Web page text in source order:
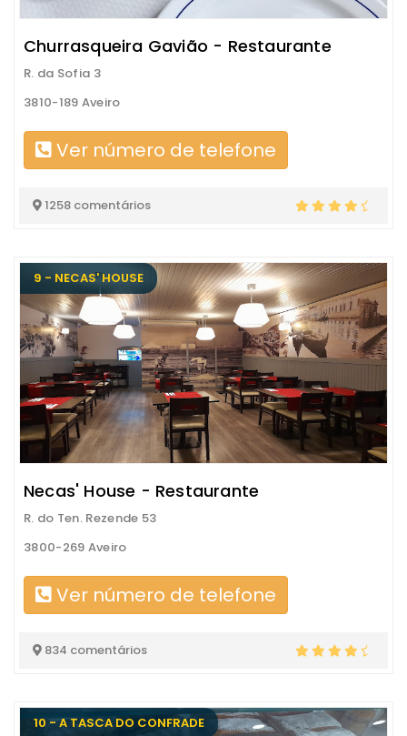
Churrasqueira Gavião - Restaurante
R. da Sofia 3
3810-189 Aveiro
Ver número de telefone
1258 comentários
9 - NECAS' HOUSE
Necas' House - Restaurante
R. do Ten. Rezende 53
3800-269 Aveiro
Ver número de telefone
834 comentários
10 - A TASCA DO CONFRADE